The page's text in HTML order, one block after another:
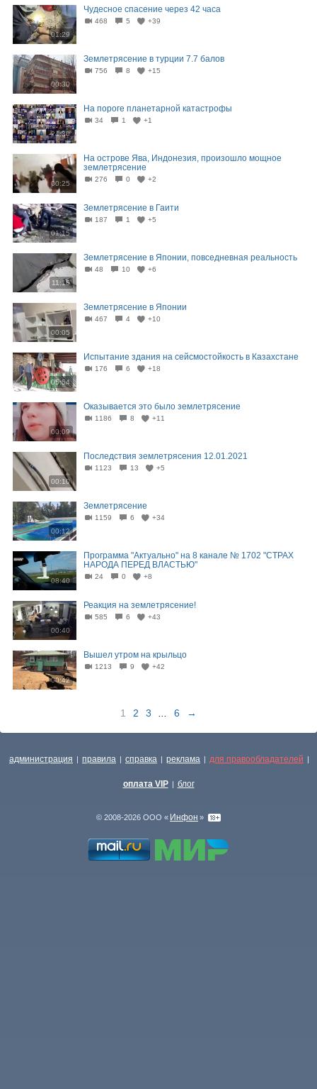
01:29
Чудесное спасение через 42 часа
468 5 +39
00:30
Землетрясение в турции 7.7 балов
756 8 +15
24:30
На пороге планетарной катастрофы
34 1 +1
00:25
На острове Ява, Индонезия, произошло мощное
землетрясение
276 0 +2
01:15
Землетрясение в Гаити
187 1 +5
11:16
Землетрясение в Японии, повседневная реальность
48 10 +6
00:05
Землетрясение в Японии
467 4 +10
05:54
Испытание здания на сейсмостойкость в Казахстане
176 6 +18
00:09
Оказывается это было землетрясение
1186 8 +11
00:10
Последствия землетрясения 12.01.2021
1123 13 +5
00:12
Землетрясение
1159 6 +34
08:40
Программа "Актуально" на 8 канале № 1702 "СТРАХ
НАРОДА ПЕРЕД ВЛАСТЬЮ"
24 0 +8
00:40
Реакция на землетрясение!
585 6 +43
00:42
Вышел утром на крыльцо
1213 9 +42
1 2 3 6 →
администрация | правила | справка | реклама | для правообладателей |
оплата VIP | блог
© 2008-2026 ООО « Инфон »